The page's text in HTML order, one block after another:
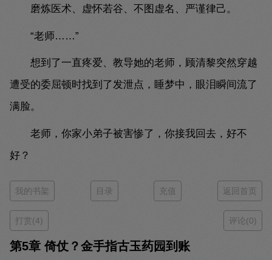
磨炼医术、虚怀若谷、不图虚名、严谨律己。
“老师……”
想到了一直疼爱、教导她的老师，顾清黎突然穿越
遭受的委屈顿时找到了发泄点，睡梦中，眼泪瞬间流了
满脸。
老师，你家小弟子被害惨了，你接我回去，好不
好？
我的书架 目录 充值 返回首页
打赏(4) 评论(0)
第5章 倚仗？金手指古玉药园到账